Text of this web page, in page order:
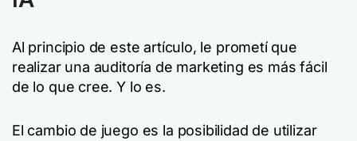
Al principio de este artículo, le prometí que
realizar una auditoría de marketing es más fácil
de lo que cree. Y lo es.
El cambio de juego es la posibilidad de utilizar